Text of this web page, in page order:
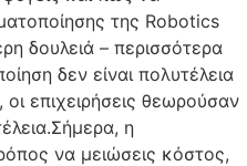
της Robotics
δουλειά – περισσότερα
δεν είναι πολυτέλεια
επιχειρήσεις θεωρούσαν
η
να μειώσεις κόστος,